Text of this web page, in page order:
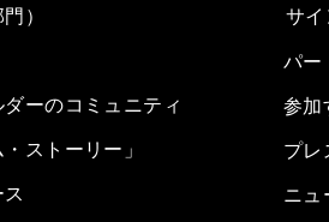
）
ーのコミュニティ
ストーリー」
サ
パー
参加
プレ
ニュ